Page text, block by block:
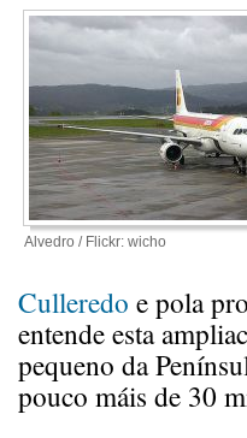
Alvedro / Flickr: wicho
Culleredo e pola
entende esta
pequeno da
pouco máis de 30